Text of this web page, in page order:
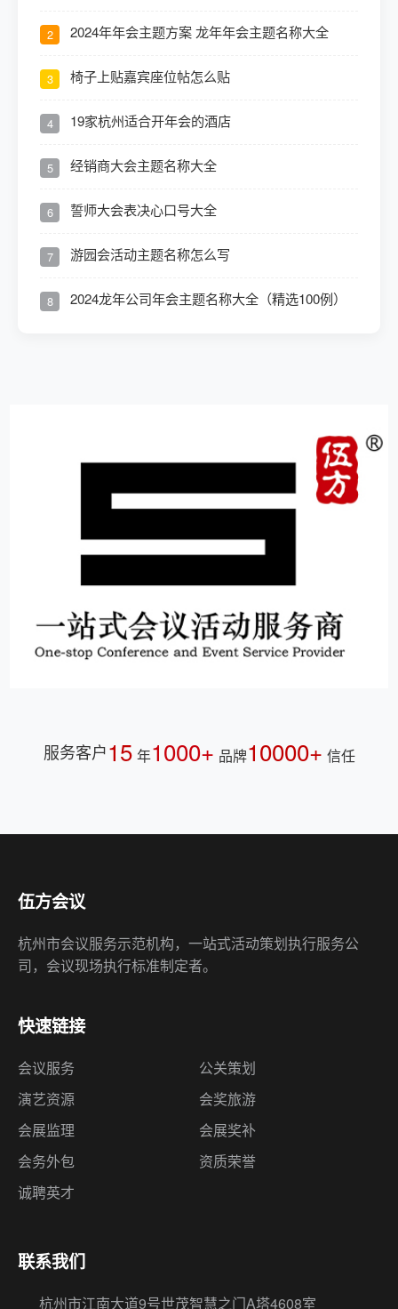
2 2024年年会主题方案 龙年年会主题名称大全
3 椅子上贴嘉宾座位帖怎么贴
4 19家杭州适合开年会的酒店
5 经销商大会主题名称大全
6 誓师大会表决心口号大全
7 游园会活动主题名称怎么写
8 2024龙年公司年会主题名称大全（精选100例）
服务客户15 年1000+ 品牌10000+ 信任
会议服务
公关策划
会展监理
会务外包
资质荣誉
诚聘英才
联系我们
18668161841
huiwu365@qq.com